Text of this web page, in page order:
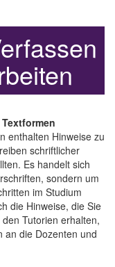
enthalten Hinweise zu
schriftlicher
Es handelt sich
sondern um
im Studium
die Hinweise, die Sie
Tutorien erhalten,
an die Dozenten und